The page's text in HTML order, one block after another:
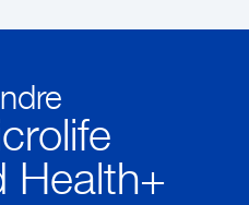
Health+